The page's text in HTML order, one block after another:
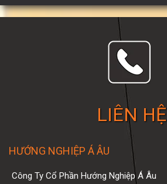
LIÊN HỆ
HƯỚNG NGHIỆP Á ÂU
Công Ty Cổ Phần Hướng Nghiệp Á Âu